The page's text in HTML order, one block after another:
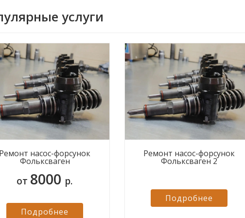
услуги
насос-форсунок
Фольксваген
от 8000 р.
Подробнее
Ремонт насос-форсунок
Фольксваген 2
Подробнее